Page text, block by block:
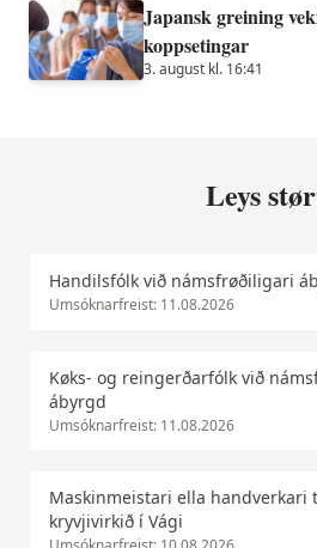
Japansk greining
koppsetingar
3. august kl. 16:41
Leys
Handilsfólk við námsfrøðiligari
Umsóknarfreist: 11.08.2026
Køks- og reingerðarfólk við
ábyrgd
Umsóknarfreist: 11.08.2026
Maskinmeistari ella handverkari
kryvjivirkið í Vági